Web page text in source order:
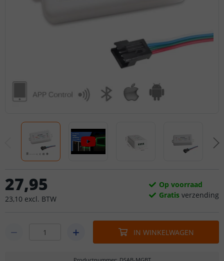
27,95
23,10 excl. BTW
Op voorraad
Gratis verzending
IN WINKELWAGEN